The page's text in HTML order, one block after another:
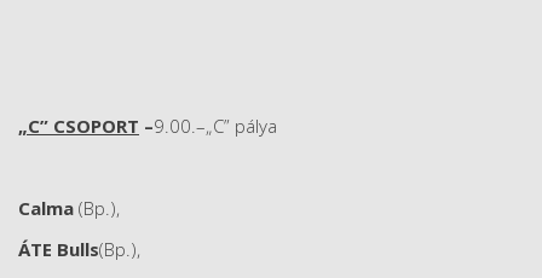
„C” CSOPORT –9.00.–„C” pálya
Calma (Bp.),
ÁTE Bulls(Bp.),